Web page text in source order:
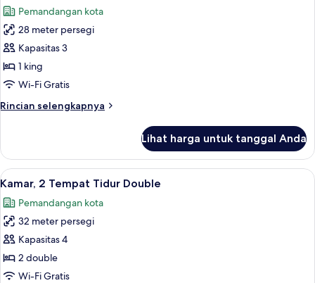
Tidur
King
foto
untuk
Kamar,
1
Tempat
King
Pemandangan kota
28 meter persegi
Kapasitas 3
1 king
Wi-Fi Gratis
Rincian selengkapnya
Rincian
Kamar,
Tempat
King
Lihat harga untuk tanggal Anda
Lihat
semua
foto
untuk
Kamar,
2
Tempat
Seprai premium, brankas, tirai
5
Kamar, 2 Tempat Tidur Double
Pemandangan kota
32 meter persegi
Kapasitas 4
2 double
Wi-Fi Gratis